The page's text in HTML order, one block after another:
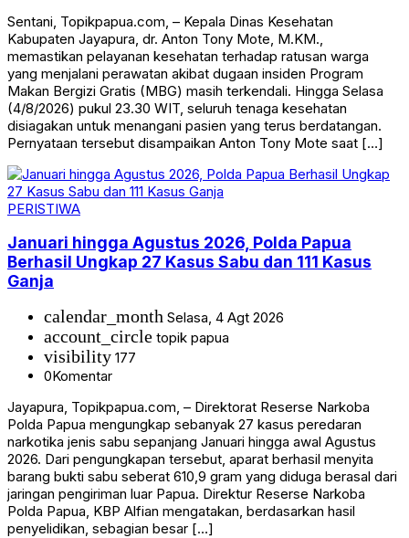
Sentani, Topikpapua.com, – Kepala Dinas Kesehatan
Kabupaten Jayapura, dr. Anton Tony Mote, M.KM.,
memastikan pelayanan kesehatan terhadap ratusan warga
yang menjalani perawatan akibat dugaan insiden Program
Makan Bergizi Gratis (MBG) masih terkendali. Hingga Selasa
(4/8/2026) pukul 23.30 WIT, seluruh tenaga kesehatan
disiagakan untuk menangani pasien yang terus berdatangan.
Pernyataan tersebut disampaikan Anton Tony Mote saat […]
PERISTIWA
Januari hingga Agustus 2026, Polda Papua
Berhasil Ungkap 27 Kasus Sabu dan 111 Kasus
Ganja
calendar_month Selasa, 4 Agt 2026
account_circle topik papua
visibility 177
0Komentar
Jayapura, Topikpapua.com, – Direktorat Reserse Narkoba
Polda Papua mengungkap sebanyak 27 kasus peredaran
narkotika jenis sabu sepanjang Januari hingga awal Agustus
2026. Dari pengungkapan tersebut, aparat berhasil menyita
barang bukti sabu seberat 610,9 gram yang diduga berasal dari
jaringan pengiriman luar Papua. Direktur Reserse Narkoba
Polda Papua, KBP Alfian mengatakan, berdasarkan hasil
penyelidikan, sebagian besar […]